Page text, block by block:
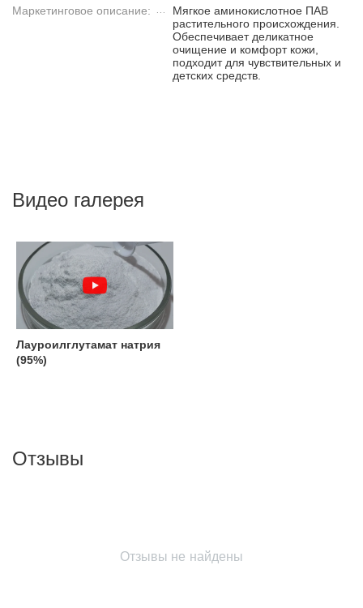
Маркетинговое описание:
Мягкое аминокислотное ПАВ
растительного происхождения.
Обеспечивает деликатное
очищение и комфорт кожи,
подходит для чувствительных и
детских средств.
Видео галерея
Лауроилглутамат натрия
(95%)
Отзывы
Отзывы не найдены